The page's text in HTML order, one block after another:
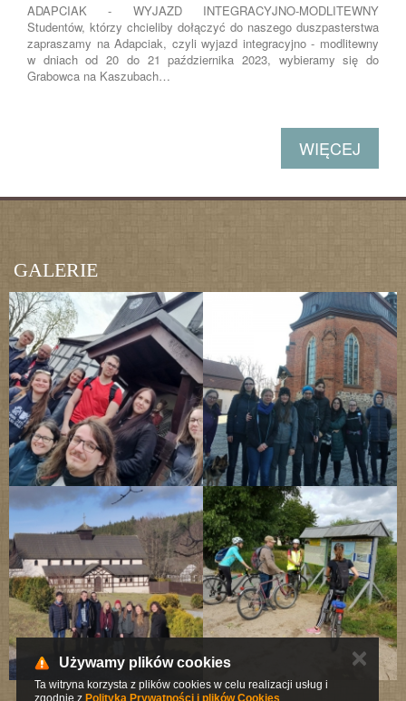
ADAPCIAK - WYJAZD INTEGRACYJNO-MODLITEWNY
Studentów, którzy chcieliby dołączyć do naszego duszpasterstwa
zapraszamy na Adapciak, czyli wyjazd integracyjno - modlitewny
w dniach od 20 do 21 października 2023, wybieramy się do
Grabowca na Kaszubach…
WIĘCEJ
GALERIE
Używamy plików cookies
Ta witryna korzysta z plików cookies w celu realizacji usług i
zgodnie z Polityką Prywatności i plików Cookies
✕